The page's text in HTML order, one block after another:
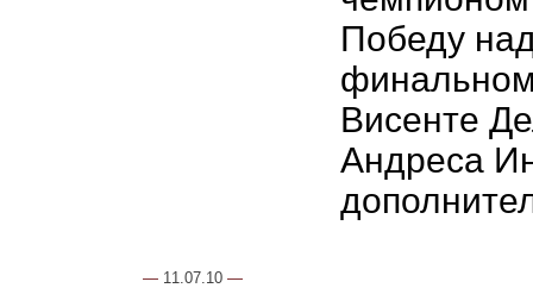
Победу
Висенте
Андреса
— 11.07.10 —